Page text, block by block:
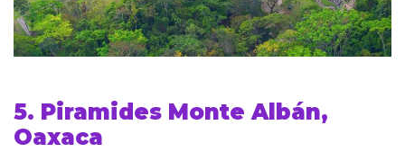
5. Piramides Monte Albán,
Oaxaca